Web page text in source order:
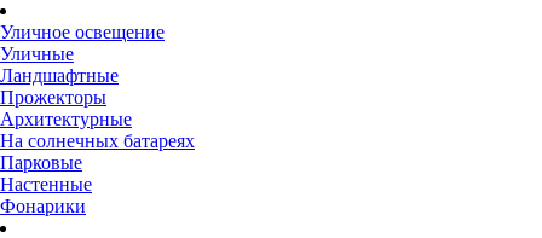
Уличное освещение
Уличные
Ландшафтные
Прожекторы
Архитектурные
На солнечных батареях
Парковые
Настенные
Фонарики